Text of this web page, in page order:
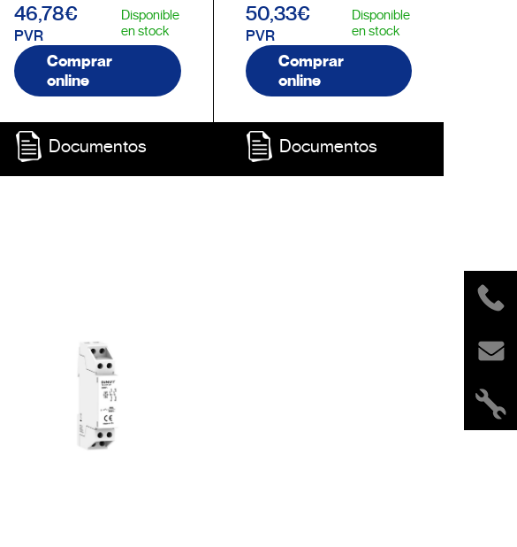
46,78€
PVR
Disponible
en stock
Comprar
online
Documentos
50,33€
PVR
Disponible
en stock
Comprar
online
Documentos